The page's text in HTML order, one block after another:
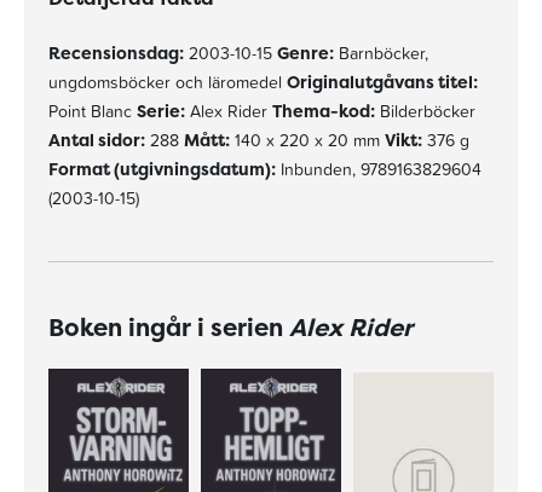
Recensionsdag: 2003-10-15 Genre: Barnböcker,
ungdomsböcker och läromedel Originalutgåvans titel:
Point Blanc Serie: Alex Rider Thema-kod: Bilderböcker
Antal sidor: 288 Mått: 140 x 220 x 20 mm Vikt: 376 g
Format (utgivningsdatum): Inbunden, 9789163829604
(2003-10-15)
Boken ingår i serien Alex Rider